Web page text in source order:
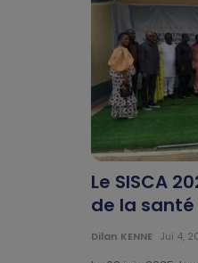
Le SISCA
de la
Dilan KENNE Jui 4,